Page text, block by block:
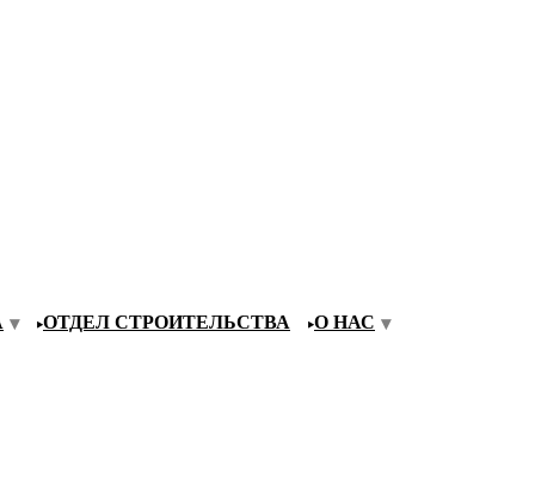
ОТДЕЛ СТРОИТЕЛЬСТВА
О НАС